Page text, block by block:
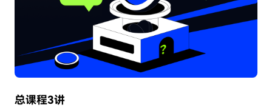
总课程3讲